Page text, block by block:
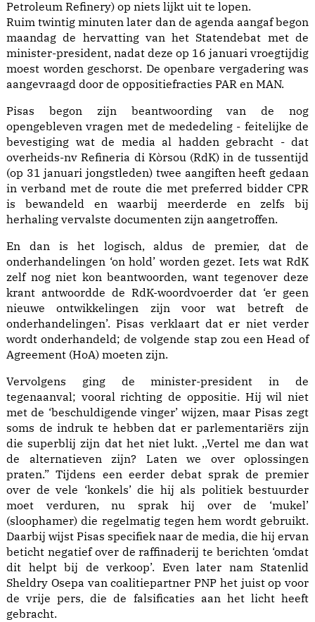
Petroleum Refinery) op niets lijkt uit te lopen.
Ruim twintig minuten later dan de agenda aangaf begon
maandag de hervatting van het Statendebat met de
minister-president, nadat deze op 16 januari vroegtijdig
moest worden geschorst. De openbare vergadering was
aangevraagd door de oppositiefracties PAR en MAN.
Pisas begon zijn beantwoording van de nog
opengebleven vragen met de mededeling - feitelijke de
bevestiging wat de media al hadden gebracht - dat
overheids-nv Refineria di Kòrsou (RdK) in de tussentijd
(op 31 januari jongstleden) twee aangiften heeft gedaan
in verband met de route die met preferred bidder CPR
is bewandeld en waarbij meerderde en zelfs bij
herhaling vervalste documenten zijn aangetroffen.
En dan is het logisch, aldus de premier, dat de
onderhandelingen ‘on hold’ worden gezet. Iets wat RdK
zelf nog niet kon beantwoorden, want tegenover deze
krant antwoordde de RdK-woordvoerder dat ‘er geen
nieuwe ontwikkelingen zijn voor wat betreft de
onderhandelingen’. Pisas verklaart dat er niet verder
wordt onderhandeld; de volgende stap zou een Head of
Agreement (HoA) moeten zijn.
Vervolgens ging de minister-president in de
tegenaanval; vooral richting de oppositie. Hij wil niet
met de ‘beschuldigende vinger’ wijzen, maar Pisas zegt
soms de indruk te hebben dat er parlementariërs zijn
die superblij zijn dat het niet lukt. ,,Vertel me dan wat
de alternatieven zijn? Laten we over oplossingen
praten.” Tijdens een eerder debat sprak de premier
over de vele ‘konkels’ die hij als politiek bestuurder
moet verduren, nu sprak hij over de ‘mukel’
(sloophamer) die regelmatig tegen hem wordt gebruikt.
Daarbij wijst Pisas specifiek naar de media, die hij ervan
beticht negatief over de raffinaderij te berichten ‘omdat
dit helpt bij de verkoop’. Even later nam Statenlid
Sheldry Osepa van coalitiepartner PNP het juist op voor
de vrije pers, die de falsificaties aan het licht heeft
gebracht.